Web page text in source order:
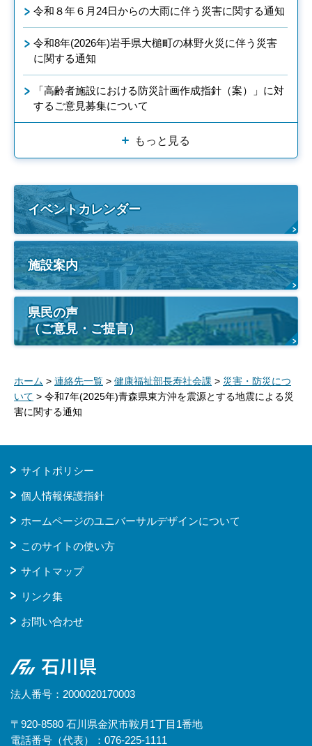
令和８年６月24日からの大雨に伴う災害に関する通知
令和8年(2026年)岩手県大槌町の林野火災に伴う災害
に関する通知
「高齢者施設における防災計画作成指針（案）」に対
するご意見募集について
もっと見る
イベントカレンダー
施設案内
県民の声
（ご意見・ご提言）
ホーム > 連絡先一覧 > 健康福祉部長寿社会課 > 災害・防災につ
いて > 令和7年(2025年)青森県東方沖を震源とする地震による災
害に関する通知
サイトポリシー
個人情報保護指針
ホームページのユニバーサルデザインについて
このサイトの使い方
サイトマップ
リンク集
お問い合わせ
石川県
法人番号：2000020170003
〒920-8580 石川県金沢市鞍月1丁目1番地
電話番号（代表）：076-225-1111